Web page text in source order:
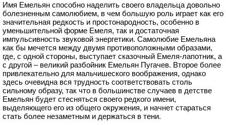
Имя Емельян способно наделить своего владельца довольно
болезненным самолюбием, в чем большую роль играет как его
значительная редкость и простонародность, особенно в
уменьшительной форме Емеля, так и достаточная
импульсивность звуковой энергетики. Самолюбие Емельяна
как бы мечется между двумя противоположными образами,
где, с одной стороны, выступает сказочный Емеля-лапотник, а
с другой – великий разбойник Емельян Пугачев. Второе более
привлекательно для мальчишеского воображения, однако
здесь очевидна вся трудность соответствовать столь
сильному образу, так что в большинстве случаев в детстве
Емельян будет стесняться своего редкого имени,
выделяющего его из общего окружения, и начнет стараться
стать более незаметным и держаться в тени.